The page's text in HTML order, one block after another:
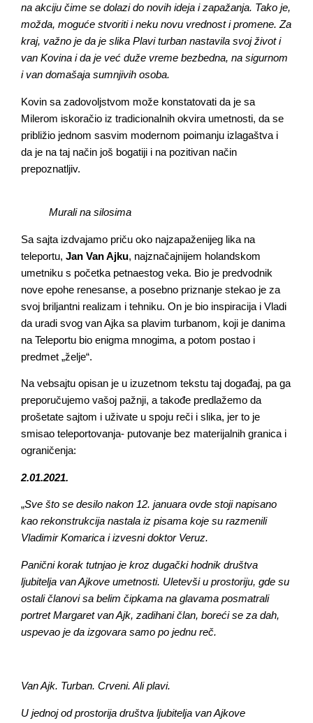
na akciju čime se dolazi do novih ideja i zapažanja. Tako je,
možda, moguće stvoriti i neku novu vrednost i promene. Za
kraj, važno je da je slika Plavi turban nastavila svoj život i
van Kovina i da je već duže vreme bezbedna, na sigurnom
i van domašaja sumnjivih osoba.
Kovin sa zadovoljstvom može konstatovati da je sa
Milerom iskoračio iz tradicionalnih okvira umetnosti, da se
približio jednom sasvim modernom poimanju izlagaštva i
da je na taj način još bogatiji i na pozitivan način
prepoznatljiv.
Murali na silosima
Sa sajta izdvajamo priču oko najzapaženijeg lika na
teleportu, Jan Van Ajku, najznačajnijem holandskom
umetniku s početka petnaestog veka. Bio je predvodnik
nove epohe renesanse, a posebno priznanje stekao je za
svoj briljantni realizam i tehniku. On je bio inspiracija i Vladi
da uradi svog van Ajka sa plavim turbanom, koji je danima
na Teleportu bio enigma mnogima, a potom postao i
predmet „želje“.
Na vebsajtu opisan je u izuzetnom tekstu taj događaj, pa ga
preporučujemo vašoj pažnji, a takođe predlažemo da
prošetate sajtom i uživate u spoju reči i slika, jer to je
smisao teleportovanja- putovanje bez materijalnih granica i
ograničenja:
2.01.2021.
„Sve što se desilo nakon 12. januara ovde stoji napisano
kao rekonstrukcija nastala iz pisama koje su razmenili
Vladimir Komarica i izvesni doktor Veruz.
Panični korak tutnjao je kroz dugački hodnik društva
ljubitelja van Ajkove umetnosti. Uletevši u prostoriju, gde su
ostali članovi sa belim čipkama na glavama posmatrali
portret Margaret van Ajk, zadihani član, boreći se za dah,
uspevao je da izgovara samo po jednu reč.
Van Ajk. Turban. Crveni. Ali plavi.
​U jednoj od prostorija društva ljubitelja van Ajkove